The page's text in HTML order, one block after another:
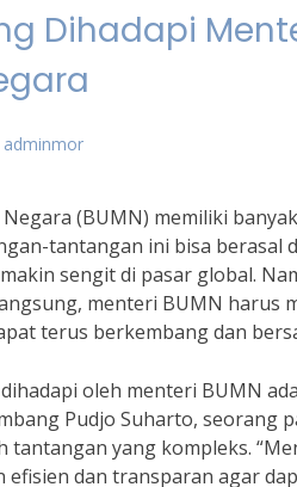
Dihadapi
adminmor
(BUMN) memiliki
tantangan ini bisa
sengit di pasar global.
menteri BUMN harus
terus berkembang dan
oleh menteri BUMN
Pudjo Suharto, seorang
tantangan yang kompleks.
efisien dan transparan agar